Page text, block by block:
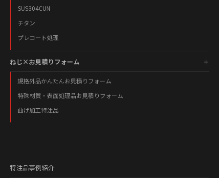
SUS304CUN
チタン
プレコート処理
ねじ×お見積りフォーム
規格外品かんたんお見積りフォーム
特殊材質・表面処理品お見積りフォーム
曲げ加工特注品
特注品事例紹介